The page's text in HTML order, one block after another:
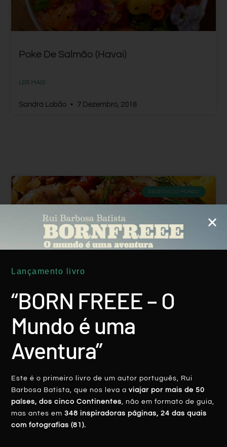
Poke De Salmão (Havai)
LER MAIS
Sandra Lobão 7 Dezembro, 2018
RECEITAS DO MUNDO
Sarmale (ROMÉNIA)
LER MAIS
Sandra Lobão 20 Outubro, 2018
Lançamento livro
“BORN FREEE – O
Mundo é uma
Aventura”
Este é o primeiro livro de um autor português, Rui
Barbosa Batista, que nos leva aviajar por mais de 50
países, dos cinco Continentes, não em formato de guia,
mas antes em348 inspiradoras páginas, 24 das quais
com fotografias (81).